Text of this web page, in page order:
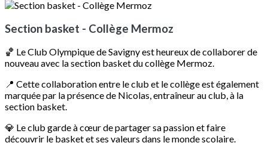
Section basket - Collège Mermoz
🏀 Le Club Olympique de Savigny est heureux de collaborer de
nouveau avec la section basket du collège Mermoz.
📍 Cette collaboration entre le club et le collège est également
marquée par la présence de Nicolas, entraîneur au club, à la
section basket.
💎 Le club garde à cœur de partager sa passion et faire
découvrir le basket et ses valeurs dans le monde scolaire.